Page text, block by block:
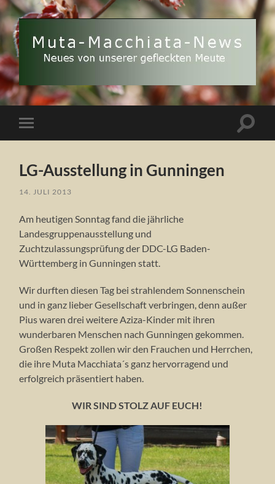
Muta
Macchiata-
News
Mobile-
Menü
LG-Ausstellung in Gunningen
14. JULI 2013
Am heutigen Sonntag fand die jährliche
Landesgruppenausstellung und
Zuchtzulassungsprüfung der DDC-LG Baden-
Württemberg in Gunningen statt.
Wir durften diesen Tag bei strahlendem Sonnenschein
und in ganz lieber Gesellschaft verbringen, denn außer
Pius waren drei weitere Aziza-Kinder mit ihren
wunderbaren Menschen nach Gunningen gekommen.
Großen Respekt zollen wir den Frauchen und Herrchen,
die ihre Muta Macchiata´s ganz hervorragend und
erfolgreich präsentiert haben.
WIR SIND STOLZ AUF EUCH!